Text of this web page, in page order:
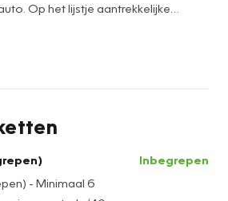
Op het lijstje aantrekkelijke
op: het lederen interieur en de
Een koude start op frisse
stoelverwarming. U wordt
ruitensproeiers.
cockpit moeiteloos aan. Het is
dashboard in deze auto. Het
- Minimaal 6
Inbegrepen